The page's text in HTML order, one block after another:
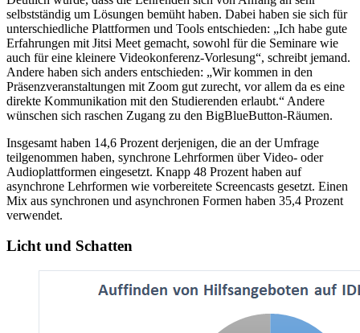
selbstständig um Lösungen bemüht haben. Dabei haben sie sich für
unterschiedliche Plattformen und Tools entschieden: „Ich habe gute
Erfahrungen mit Jitsi Meet gemacht, sowohl für die Seminare wie
auch für eine kleinere Videokonferenz-Vorlesung“, schreibt jemand.
Andere haben sich anders entschieden: „Wir kommen in den
Präsenzveranstaltungen mit Zoom gut zurecht, vor allem da es eine
direkte Kommunikation mit den Studierenden erlaubt.“ Andere
wünschen sich raschen Zugang zu den BigBlueButton-Räumen.
Insgesamt haben 14,6 Prozent derjenigen, die an der Umfrage
teilgenommen haben, synchrone Lehrformen über Video- oder
Audioplattformen eingesetzt. Knapp 48 Prozent haben auf
asynchrone Lehrformen wie vorbereitete Screencasts gesetzt. Einen
Mix aus synchronen und asynchronen Formen haben 35,4 Prozent
verwendet.
Licht und Schatten